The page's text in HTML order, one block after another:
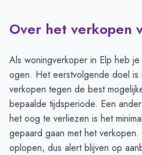
Over het verkopen
Als woningverkoper in Elp heb
ogen. Het eerstvolgende doel is
verkopen tegen de best
bepaalde tijdsperiode. Een
het oog te verliezen is het
gepaard gaan met het
oplopen, dus alert blijven op